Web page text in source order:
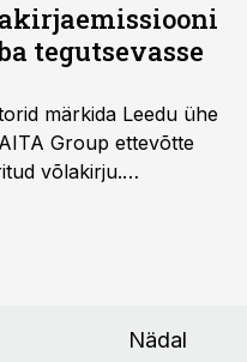
tegutsevasse
märkida Leedu ühe
Group ettevõtte
võlakirju.
Nädal